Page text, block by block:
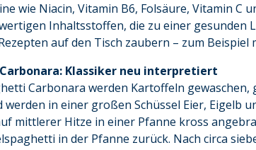
wie Niacin, Vitamin B6, Folsäure, Vitamin
Inhaltsstoffen, die zu einer gesunden
auf den Tisch zaubern – zum
: Klassiker neu interpretiert
Carbonara werden Kartoffeln
werden in einer großen Schüssel Eier, Eigelb
mittlerer Hitze in einer Pfanne kross
in der Pfanne zurück. Nach circa